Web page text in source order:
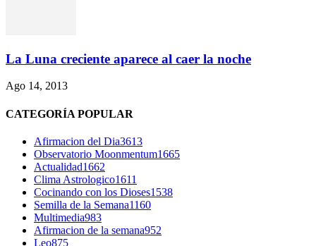
La Luna creciente aparece al caer la noche
Ago 14, 2013
CATEGORÍA POPULAR
Afirmacion del Dia3613
Observatorio Moonmentum1665
Actualidad1662
Clima Astrologico1611
Cocinando con los Dioses1538
Semilla de la Semana1160
Multimedia983
Afirmacion de la semana952
Leo875